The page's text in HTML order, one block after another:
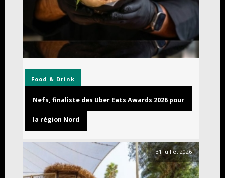
Food & Drink
Nefs, finaliste des Uber Eats Awards 2026 pour
la région Nord
31 juillet 2026